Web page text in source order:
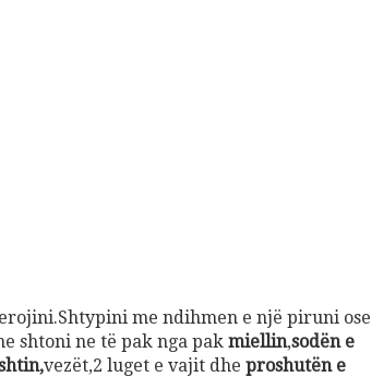
me ndihmen e një piruni ose
shtoni ne të pak nga pak miellin,sodën e
vezët,2 luget e vajit dhe proshutën e